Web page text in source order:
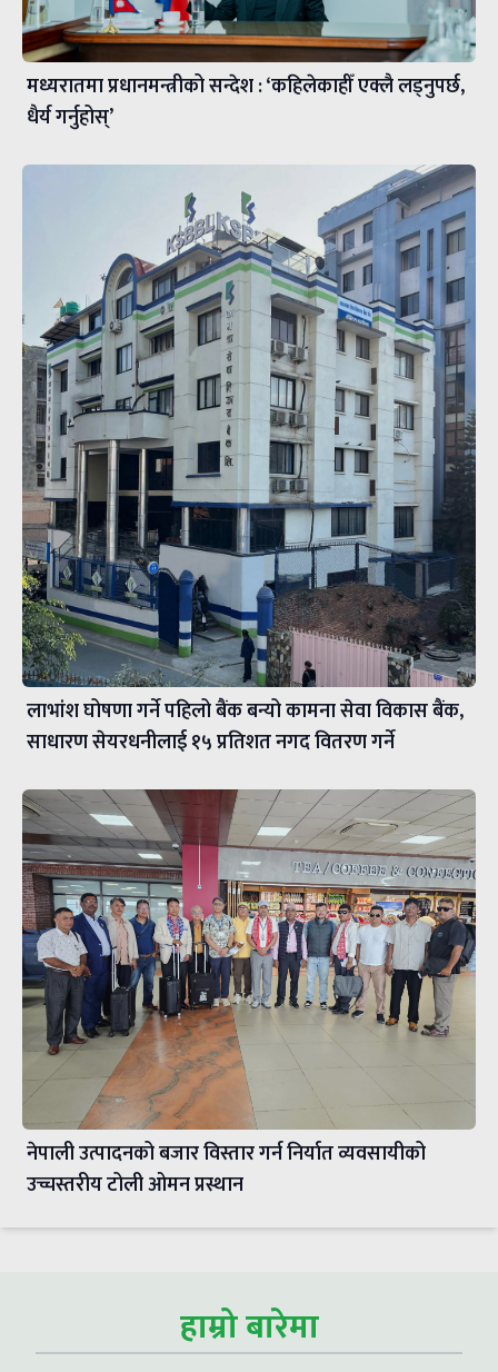
मध्यरातमा प्रधानमन्त्रीको सन्देश : ‘कहिलेकाहीँ एक्लै लड्नुपर्छ,
धैर्य गर्नुहोस्’
लाभांश घोषणा गर्ने पहिलो बैंक बन्यो कामना सेवा विकास बैंक,
साधारण सेयरधनीलाई १५ प्रतिशत नगद वितरण गर्ने
नेपाली उत्पादनको बजार विस्तार गर्न निर्यात व्यवसायीको
उच्चस्तरीय टोली ओमन प्रस्थान
हाम्रो बारेमा